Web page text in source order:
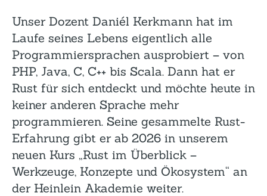
Unser Dozent Daniél Kerkmann hat im
Laufe seines Lebens eigentlich alle
Programmiersprachen ausprobiert – von
PHP, Java, C, C++ bis Scala. Dann hat er
Rust für sich entdeckt und möchte heute in
keiner anderen Sprache mehr
programmieren. Seine gesammelte Rust-
Erfahrung gibt er ab 2026 in unserem
neuen Kurs „Rust im Überblick –
Werkzeuge, Konzepte und Ökosystem“ an
der Heinlein Akademie weiter.